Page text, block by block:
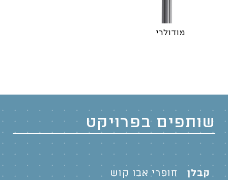
מודולרי
שותפים בפרויקט
קבלן חופרי אבו קוש